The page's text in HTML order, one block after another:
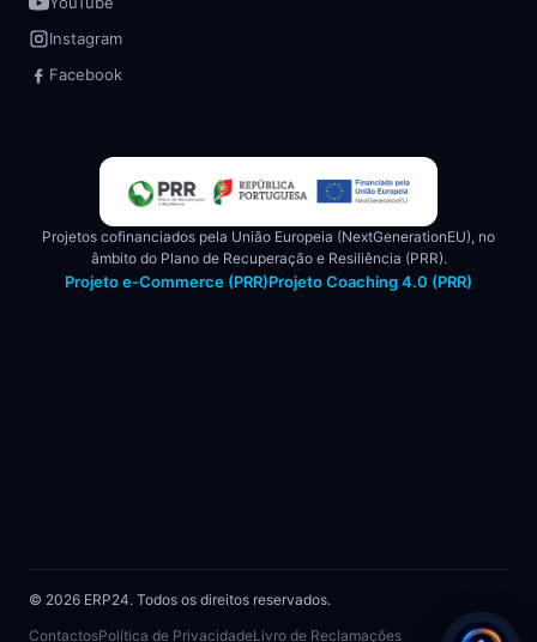
Instagram
Facebook
Projetos cofinanciados pela União Europeia (NextGenerationEU), no
âmbito do Plano de Recuperação e Resiliência (PRR).
Projeto e-Commerce (PRR)Projeto Coaching 4.0 (PRR)
© 2026 ERP24. Todos os direitos reservados.
ContactosPolítica de PrivacidadeLivro de Reclamações